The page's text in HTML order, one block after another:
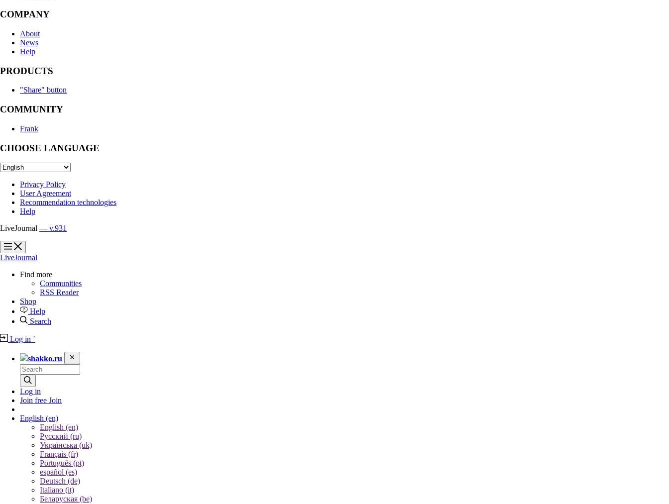
COMPANY
About
News
Help
PRODUCTS
"Share" button
COMMUNITY
Frank
CHOOSE LANGUAGE
Privacy Policy
User Agreement
Recommendation technologies
Help
LiveJournal — v.931
?
?
LiveJournal
Find more
Communities
RSS Reader
Shop
Help
Search
Log in `
shakko.ru
Log in
Join free Join
English (en)
English (en)
Русский (ru)
Українська (uk)
Français (fr)
Português (pt)
español (es)
Deutsch (de)
Italiano (it)
Беларуская (be)